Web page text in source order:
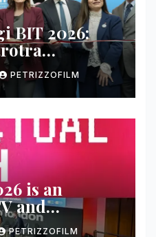
BIT 2026:
e business
PETRIZZOFILM
is an
and
market
PETRIZZOFILM